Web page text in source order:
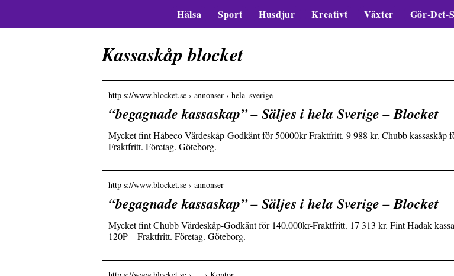
Hälsa Sport Husdjur Kreativt Växter Gör-Det-
Kassaskåp blocket
http s://www.blocket.se › annonser › hela_sverige
“begagnade kassaskap” – Säljes i hela Sverige – Blocket
Mycket fint Håbeco Värdeskåp-Godkänt för 50000kr-Fraktfritt. 9 988 kr. Chubb kassaskåp
Fraktfritt. Företag. Göteborg.
http s://www.blocket.se › annonser
“begagnade kassaskap” – Säljes i hela Sverige – Blocket
Mycket fint Chubb Värdeskåp-Godkänt för 140.000kr-Fraktfritt. 17 313 kr. Fint Hadak
120P – Fraktfritt. Företag. Göteborg.